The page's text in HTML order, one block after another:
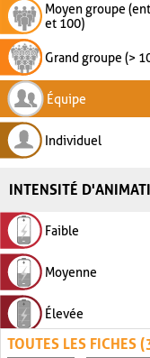
Moyen groupe
et 100)
Grand groupe (>
Équipe
Individuel
INTENSITÉ
Faible
Moyenne
Élevée
TOUTES LES FICHES